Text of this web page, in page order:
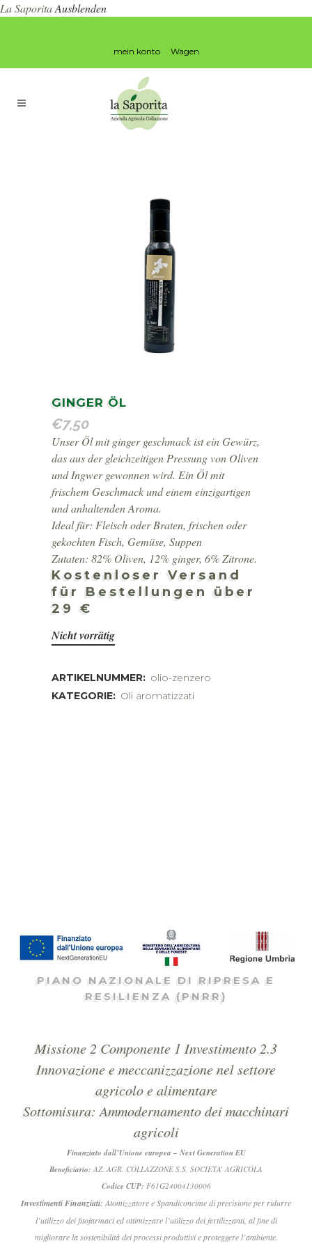
La SaporitaAusblenden
mein konto Wagen
GINGER ÖL
€7,50
Unser Öl mit ginger geschmack ist ein Gewürz,
das aus der gleichzeitigen Pressung von Oliven
und Ingwer gewonnen wird. Ein Öl mit
frischem Geschmack und einem einzigartigen
und anhaltenden Aroma.
Ideal für: Fleisch oder Braten, frischen oder
gekochten Fisch, Gemüse, Suppen
Zutaten: 82% Oliven, 12% ginger, 6% Zitrone.
Kostenloser Versand
für Bestellungen über
29 €
Nicht vorrätig
ARTIKELNUMMER: olio-zenzero
KATEGORIE: Oli aromatizzati
PIANO NAZIONALE DI RIPRESA E
RESILIENZA (PNRR)
Missione 2 Componente 1 Investimento 2.3
Innovazione e meccanizzazione nel settore
agricolo e alimentare
Sottomisura: Ammodernamento dei macchinari
agricoli
Finanziato dall’Unione europea – Next Generation EU
Beneficiario: AZ. AGR. COLLAZZONE S.S. SOCIETA’ AGRICOLA
Codice CUP: F61G24004130006
Investimenti Finanziati: Atomizzatore e Spandiconcime di precisione per ridurre
l’utilizzo dei fitofarmaci ed ottimizzare l’utilizzo dei fertilizzanti, al fine di
migliorare la sostenibilità dei processi produttivi e proteggere l’ambiente.